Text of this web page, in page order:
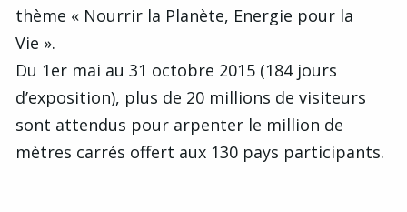
thème « Nourrir la Planète, Energie pour la
Vie ».
Du 1er mai au 31 octobre 2015 (184 jours
d’exposition), plus de 20 millions de visiteurs
sont attendus pour arpenter le million de
mètres carrés offert aux 130 pays participants.